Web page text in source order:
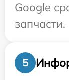
Google
запчасти.
5